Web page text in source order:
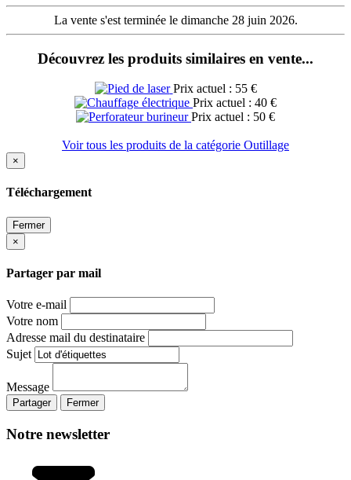
La vente s'est terminée le dimanche 28 juin 2026.
Découvrez les produits similaires en vente...
Prix actuel : 55 €
Prix actuel : 40 €
Prix actuel : 50 €
Voir tous les produits de la catégorie Outillage
×
Téléchargement
Fermer
×
Partager par mail
Votre e-mail
Votre nom
Adresse mail du destinataire
Sujet
Message
Partager Fermer
Notre newsletter